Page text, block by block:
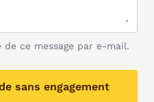
ce message par e-mail.
sans engagement